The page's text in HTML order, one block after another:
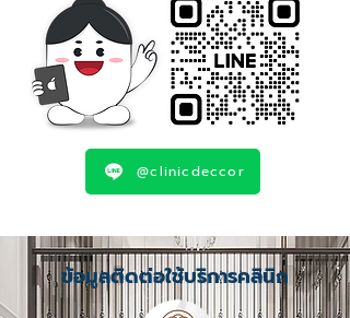
@clinicdeccor
ข้อมูลติดต่อใช้บริการคลินิก